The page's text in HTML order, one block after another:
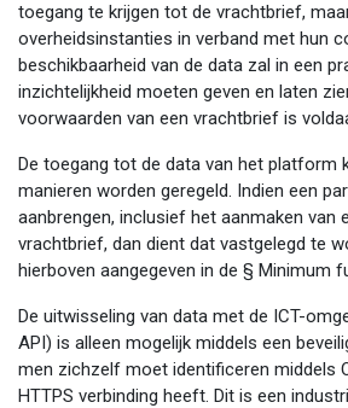
toegang te krijgen tot de vrachtbrief,
overheidsinstanties in verband met hun
beschikbaarheid van de data zal in een
inzichtelijkheid moeten geven en laten
voorwaarden van een vrachtbrief is
De toegang tot de data van het platform
manieren worden geregeld. Indien een
aanbrengen, inclusief het aanmaken van
vrachtbrief, dan dient dat vastgelegd te
hierboven aangegeven in de § Minimum
De uitwisseling van data met de ICT-
API) is alleen mogelijk middels een
men zichzelf moet identificeren middels
HTTPS verbinding heeft. Dit is een